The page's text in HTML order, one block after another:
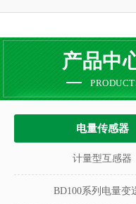
产品中
电量传感器
计量型互感器
BD100系列电量变